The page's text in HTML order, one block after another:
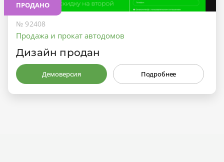
ПРОДАНО
№ 92408
Продажа и прокат автодомов
Дизайн продан
Демоверсия Подробнее